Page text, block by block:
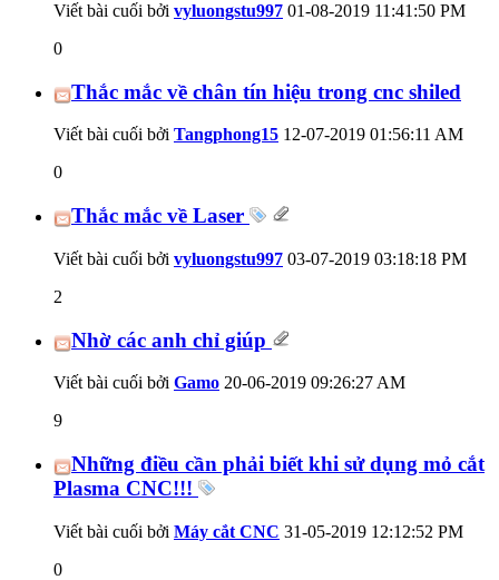
Viết bài cuối bởi vyluongstu997 01-08-2019 11:41:50 PM
0
Thắc mắc về chân tín hiệu trong cnc shiled
Viết bài cuối bởi Tangphong15 12-07-2019 01:56:11 AM
0
Thắc mắc về Laser
Viết bài cuối bởi vyluongstu997 03-07-2019 03:18:18 PM
2
Nhờ các anh chỉ giúp
Viết bài cuối bởi Gamo 20-06-2019 09:26:27 AM
9
Những điều cần phải biết khi sử dụng mỏ cắt
Plasma CNC!!!
Viết bài cuối bởi Máy cắt CNC 31-05-2019 12:12:52 PM
0